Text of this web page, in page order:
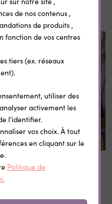
personnalisé Cool
- Cadeau original Fête
Pères avec prénom
de nos contenus ,
de produits ,
fonction de vos centres
tiers (ex. réseaux
utiliser des
activement les
l’identifier.
vos choix. À tout
en cliquant sur le
Politique de